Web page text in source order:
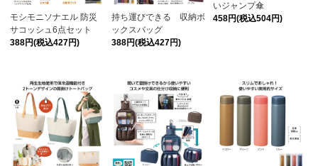
モシモニソナエル 防災
サコッシュ6点セット
388円(税込427円)
持ち運びできる 収納ボ
ックスバッグ
388円(税込427円)
いジャンプ傘
458円(税込504円)